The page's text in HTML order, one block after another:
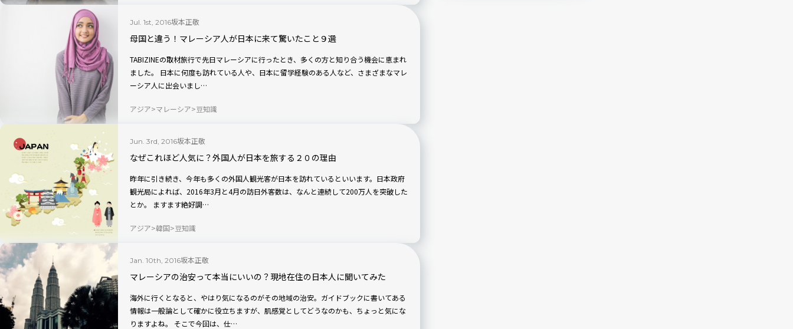
Jul. 1st, 2016坂本正敬
母国と違う！マレーシア人が日本に来て驚いたこと９選
TABIZINEの取材旅行で先日マレーシアに行ったとき、多くの方と知り合う機会に恵まれ
ました。 日本に何度も訪れている人や、日本に留学経験のある人など、さまざまなマレ
ーシア人に出会いまし…
アジア マレーシア 豆知識
Jun. 3rd, 2016坂本正敬
なぜこれほど人気に？外国人が日本を旅する２０の理由
昨年に引き続き、今年も多くの外国人観光客が日本を訪れているといいます。日本政府
観光局によれば、2016年3月と4月の訪日外客数は、なんと連続して200万人を突破した
とか。 ますます絶好調…
アジア 韓国 豆知識
Jan. 10th, 2016坂本正敬
マレーシアの治安って本当にいいの？現地在住の日本人に聞いてみた
海外に行くとなると、やはり気になるのがその地域の治安。ガイドブックに書いてある
情報は一般論として確かに役立ちますが、肌感覚としてどうなのかも、ちょっと気にな
りますよね。 そこで今回は、仕…